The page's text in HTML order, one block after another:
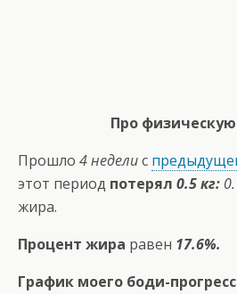
Про
Прошло 4 неделис
этот период потерял 0.5 кг:
жира.
Процент жира равен 17.6%.
График моего боди-